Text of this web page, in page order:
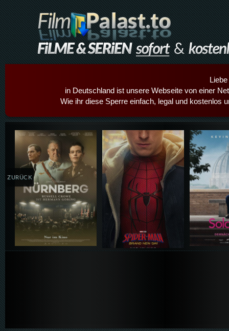
in Deutschland ist unsere Webseite von einer
Wie ihr diese Sperre einfach, legal und kostenlos
Details,Play Details,Play
ZURÜCK